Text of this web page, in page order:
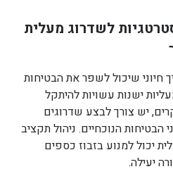
לשדרוג מעלית
חיוני שיכול לשפר את הבטיחות
ישנות עשויות להיתקל
יש צורך לבצע שדרוגים
הנוכחיים. ניהול תקציב
יכול למנוע בזבוז כספים
יעילה.